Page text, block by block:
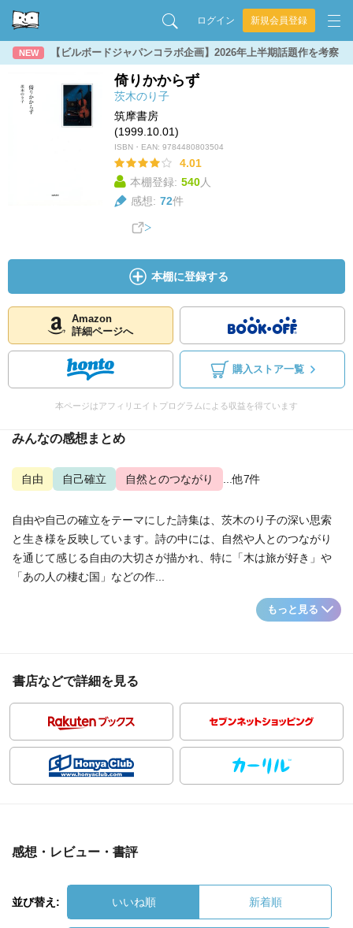
ログイン 新規会員登録
NEW 【ビルボードジャパンコラボ企画】2026年上半期話題作を考察
倚りかからず
茨木のり子
筑摩書房
(1999.10.01)
ISBN・EAN: 9784480803504
4.01
本棚登録: 540人
感想: 72件
本棚に登録する
Amazon
詳細ページへ
購入ストア一覧
本ページはアフィリエイトプログラムによる収益を得ています
みんなの感想まとめ
自由 自己確立 自然とのつながり ...他7件
自由や自己の確立をテーマにした詩集は、茨木のり子の深い思索
と生き様を反映しています。詩の中には、自然や人とのつながり
を通じて感じる自由の大切さが描かれ、特に「木は旅が好き」や
「あの人の棲む国」などの作...
もっと見る
書店などで詳細を見る
感想・レビュー・書評
並び替え: いいね順 新着順